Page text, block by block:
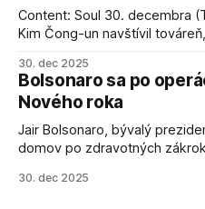
Content: Soul 30. decembra
Kim Čong-un navštívil
schopnosti. Informovali o tom
sa odvoláva agentúra AFP.
30. dec 2025
Bolsonaro sa po
Nového roka
Jair Bolsonaro, bývalý
domov po zdravotných
30. dec 2025